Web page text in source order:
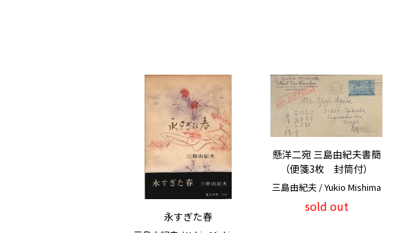
永すぎた春
懸洋二宛 三島由紀夫書簡
（便箋3枚 封筒付）
三島由紀夫 / Yukio Mishima
sold out